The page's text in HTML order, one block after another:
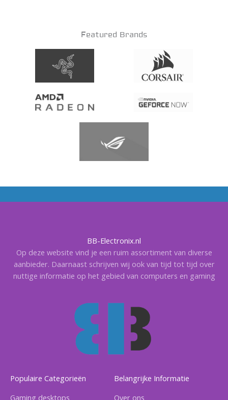
Featured Brands
BB-Electronix.nl
Op deze website vind je een ruim assortiment van diverse
aanbieder. Daarnaast schrijven wij ook van tijd tot tijd over
nuttige informatie op het gebied van computers en gaming
Populaire Categorieën
Gaming desktops
Belangrijke Informatie
Over ons